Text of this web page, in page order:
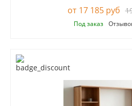
17 185 руб
Под заказ